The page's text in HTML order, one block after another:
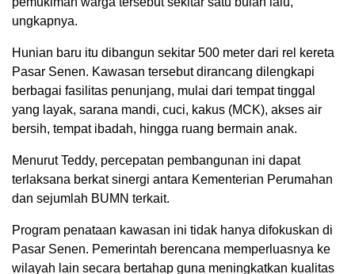
ungkapnya.
Hunian baru itu dibangun sekitar 500 meter dari rel kereta
Pasar Senen. Kawasan tersebut dirancang dilengkapi
berbagai fasilitas penunjang, mulai dari tempat tinggal
yang layak, sarana mandi, cuci, kakus (MCK), akses air
bersih, tempat ibadah, hingga ruang bermain anak.
Menurut Teddy, percepatan pembangunan ini dapat
terlaksana berkat sinergi antara Kementerian Perumahan
dan sejumlah BUMN terkait.
Program penataan kawasan ini tidak hanya difokuskan di
Pasar Senen. Pemerintah berencana memperluasnya ke
wilayah lain secara bertahap guna meningkatkan kualitas